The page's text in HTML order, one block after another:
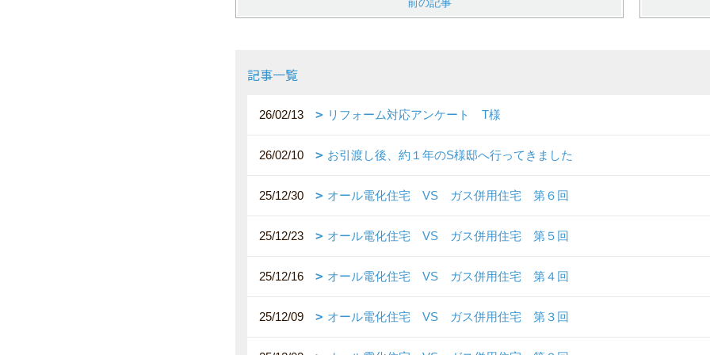
前の記事
記事一覧
26/02/13 リフォーム対応アンケート T様
26/02/10 お引渡し後、約１年のS様邸へ行ってきました
25/12/30 オール電化住宅 VS ガス併用住宅 第６回
25/12/23 オール電化住宅 VS ガス併用住宅 第５回
25/12/16 オール電化住宅 VS ガス併用住宅 第４回
25/12/09 オール電化住宅 VS ガス併用住宅 第３回